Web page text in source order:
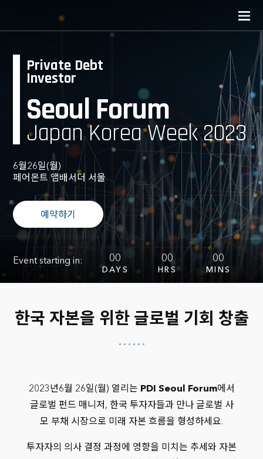
Private Debt
Investor
Seoul Forum
Japan Korea Week 2023
6월26일(월)
페어몬트 앰배서더 서울
예약하기
Event starting in: 00
DAYS
00
HRS
00
MINS
한국 자본을 위한 글로벌 기회 창출
2023년6월 26일(월) 열리는 PDI Seoul Forum에서
글로벌 펀드 매니저, 한국 투자자들과 만나 글로벌 사
모 부채 시장으로 미래 자본 흐름을 형성하세요.
투자자의 의사 결정 과정에 영향을 미치는 추세와 자본